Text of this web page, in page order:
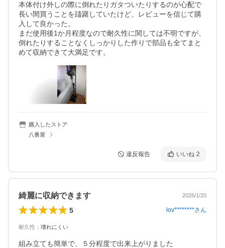
本体付け外しの際に倒れたりガタついたりするのが心配で
長い間買うことを躊躇していたけど、レビューを信じて購
入して良かった。
まだ使用後1か月程度なので耐久性に関しては不明ですが、
倒れたりすることなくしっかりした作りで部品も全てまと
めて収納できて大満足です。
購入したストア
八番屋
違反報告 いいね 2
綺麗に収納できます 2026/1/20
5 lov********さん
耐久性 ： 壊れにくい
組み立ても簡単で、５分程度で出来上がりました